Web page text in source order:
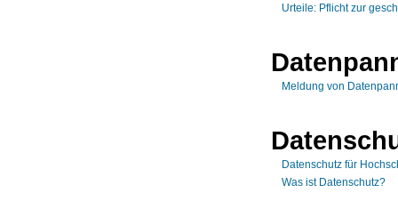
Urteile: Pflicht zur
Meldung von
Datenschutz für
Was ist Datenschutz?